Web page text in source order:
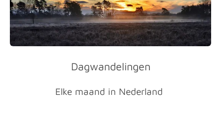
Dagwandelingen
Elke maand in Nederland